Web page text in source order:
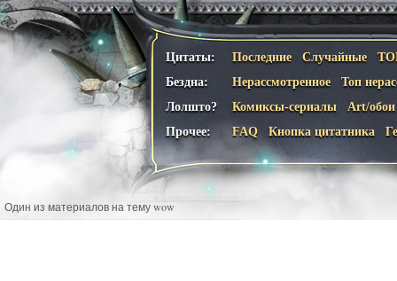
Цитаты: Последние Случайные
Бездна:
Нерассмотренное
Топ
Лолшто?
Комиксы-сериалы
Art/обои
Прочее:
FAQ Кнопка цитатника
Один из материалов на тему wow